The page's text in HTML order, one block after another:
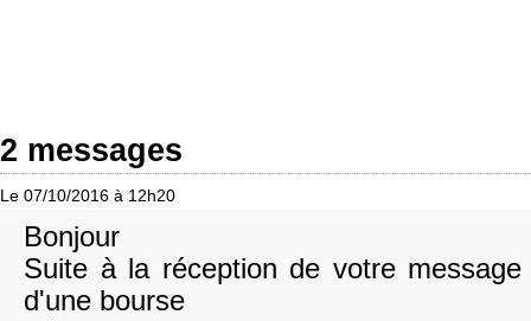
2 messages
Le 07/10/2016 à 12h20
Bonjour
Suite à la réception de votre
d'une bourse